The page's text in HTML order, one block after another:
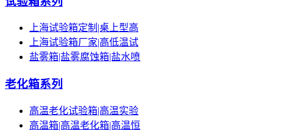
上海试验箱定制|桌上型高
上海试验箱厂家|高低温试
盐雾箱|盐雾腐蚀箱|盐水喷
老化箱系列
高温老化试验箱|高温实验
高温箱|高温老化箱|高温恒